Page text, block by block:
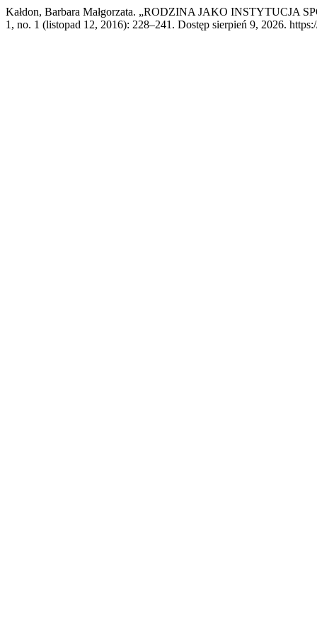
Kałdon, Barbara Małgorzata. „RODZINA JAKO
1, no. 1 (listopad 12, 2016): 228–241. Dostęp sierpień 9, 2026.